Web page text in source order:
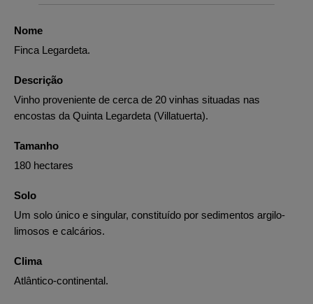
Nome
Finca Legardeta.
Descrição
Vinho proveniente de cerca de 20 vinhas situadas nas
encostas da Quinta Legardeta (Villatuerta).
Tamanho
180 hectares
Solo
Um solo único e singular, constituído por sedimentos argilo-
limosos e calcários.
Clima
Atlântico-continental.